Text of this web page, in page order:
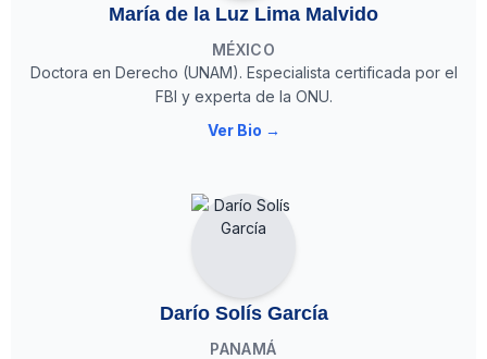
María de la Luz Lima Malvido
MÉXICO
Doctora en Derecho (UNAM). Especialista certificada por el
FBI y experta de la ONU.
Ver Bio →
Darío Solís García
PANAMÁ